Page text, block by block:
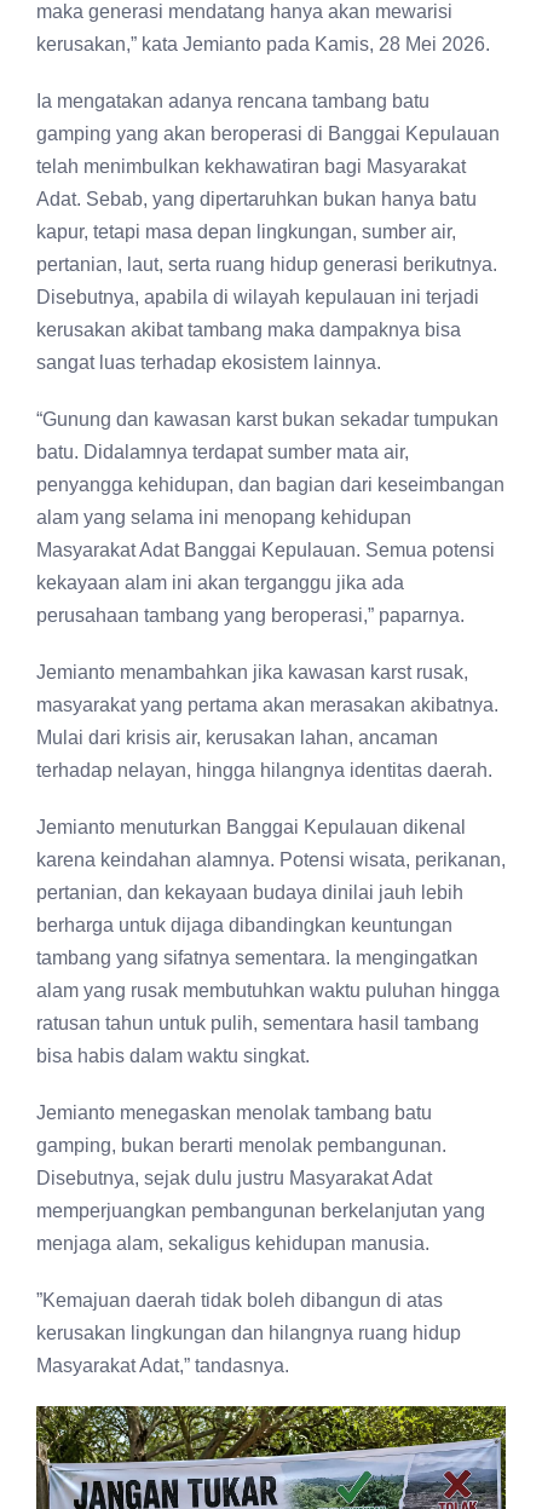
maka generasi mendatang hanya akan mewarisi
kerusakan,” kata Jemianto pada Kamis, 28 Mei 2026.
Ia mengatakan adanya rencana tambang batu
gamping yang akan beroperasi di Banggai Kepulauan
telah menimbulkan kekhawatiran bagi Masyarakat
Adat. Sebab, yang dipertaruhkan bukan hanya batu
kapur, tetapi masa depan lingkungan, sumber air,
pertanian, laut, serta ruang hidup generasi berikutnya.
Disebutnya, apabila di wilayah kepulauan ini terjadi
kerusakan akibat tambang maka dampaknya bisa
sangat luas terhadap ekosistem lainnya.
“Gunung dan kawasan karst bukan sekadar tumpukan
batu. Didalamnya terdapat sumber mata air,
penyangga kehidupan, dan bagian dari keseimbangan
alam yang selama ini menopang kehidupan
Masyarakat Adat Banggai Kepulauan. Semua potensi
kekayaan alam ini akan terganggu jika ada
perusahaan tambang yang beroperasi,” paparnya.
Jemianto menambahkan jika kawasan karst rusak,
masyarakat yang pertama akan merasakan akibatnya.
Mulai dari krisis air, kerusakan lahan, ancaman
terhadap nelayan, hingga hilangnya identitas daerah.
Jemianto menuturkan Banggai Kepulauan dikenal
karena keindahan alamnya. Potensi wisata, perikanan,
pertanian, dan kekayaan budaya dinilai jauh lebih
berharga untuk dijaga dibandingkan keuntungan
tambang yang sifatnya sementara. Ia mengingatkan
alam yang rusak membutuhkan waktu puluhan hingga
ratusan tahun untuk pulih, sementara hasil tambang
bisa habis dalam waktu singkat.
Jemianto menegaskan menolak tambang batu
gamping, bukan berarti menolak pembangunan.
Disebutnya, sejak dulu justru Masyarakat Adat
memperjuangkan pembangunan berkelanjutan yang
menjaga alam, sekaligus kehidupan manusia.
”Kemajuan daerah tidak boleh dibangun di atas
kerusakan lingkungan dan hilangnya ruang hidup
Masyarakat Adat,” tandasnya.